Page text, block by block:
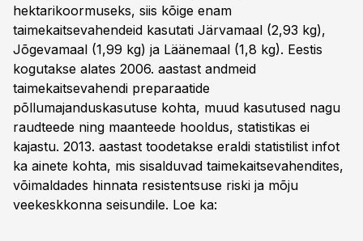
hektarikoormuseks, siis kõige enam
taimekaitsevahendeid kasutati Järvamaal (2,93 kg),
Jõgevamaal (1,99 kg) ja Läänemaal (1,8 kg). Eestis
kogutakse alates 2006. aastast andmeid
taimekaitsevahendi preparaatide
põllumajanduskasutuse kohta, muud kasutused nagu
raudteede ning maanteede hooldus, statistikas ei
kajastu. 2013. aastast toodetakse eraldi statistilist infot
ka ainete kohta, mis sisalduvad taimekaitsevahendites,
võimaldades hinnata resistentsuse riski ja mõju
veekeskkonna seisundile. Loe ka: